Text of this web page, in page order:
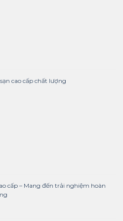
cao cấp chất lượng
cấp – Mang đến trải nghiệm hoàn